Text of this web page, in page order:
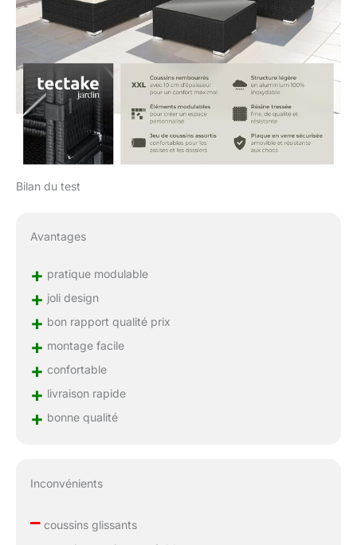
jardin ou un petit balcon,
ce salon s'adapte
parfaitement à votre
espace. Sa conception
modulable vous permet
de créer différentes
configurations, idéales
pour des moments
conviviaux ou des
Bilan du test
Avantages
+ pratique modulable
+ joli design
+ bon rapport qualité prix
+ montage facile
+ confortable
+ livraison rapide
+ bonne qualité
Inconvénients
–coussins glissants